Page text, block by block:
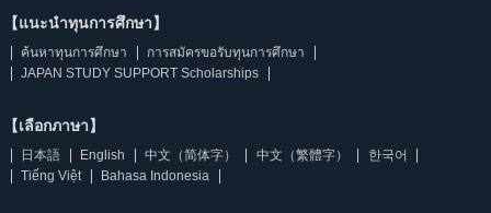
【แนะนำทุนการศึกษา】
ค้นหาทุนการศึกษา
การสมัครขอรับทุนการศึกษา
JAPAN STUDY SUPPORT Scholarships
【เลือกภาษา】
日本語 English 中文（简体字） 中文（繁體字）
한국어
Tiếng Việt
Bahasa Indonesia